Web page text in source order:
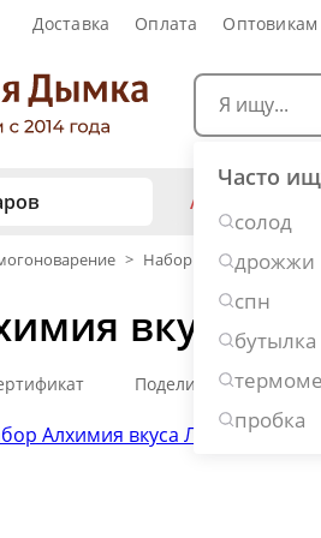
Доставка Оплата Оптовикам
Часто
солод
дрожжи
спн
бутылка
пробка
и кадки
АКЦИИ
Рецепты
Виски
Ром
Джин
Наливки и
> Наборы для настоек
вкуса
Поделиться